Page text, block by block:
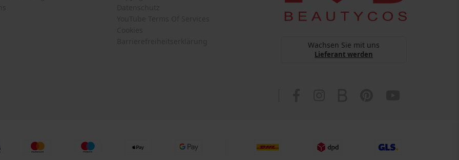
Wachsen Sie mit uns
Lieferant werden